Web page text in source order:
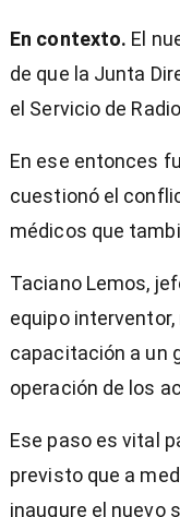
En contexto. El
de que la Junta
el Servicio de
En ese entonces
cuestionó el
médicos que
Taciano Lemos,
equipo
capacitación a un
operación de los
Ese paso es vital
previsto que a
inaugure el nuevo